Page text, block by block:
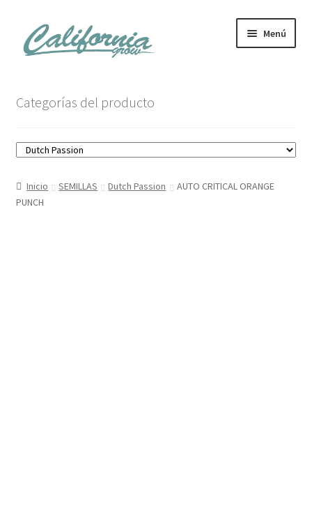
al
contenido
Menú
Carrito
Mi cuenta
Categorías del producto
Inicio SEMILLAS Dutch Passion
AUTO CRITICAL ORANGE
PUNCH